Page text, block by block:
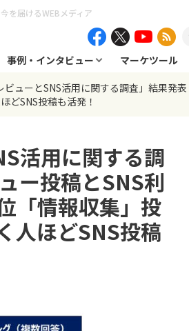
を届けるWEBメディア
事例・インタビュー マーケツール
ビューとSNS活用に関する調査」結果発
どSNS投稿も活発！
活用に関する調
ー投稿とSNS利
「情報収集」投
人ほどSNS投稿